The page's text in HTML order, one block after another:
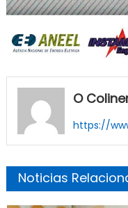
O
https://
Noticias